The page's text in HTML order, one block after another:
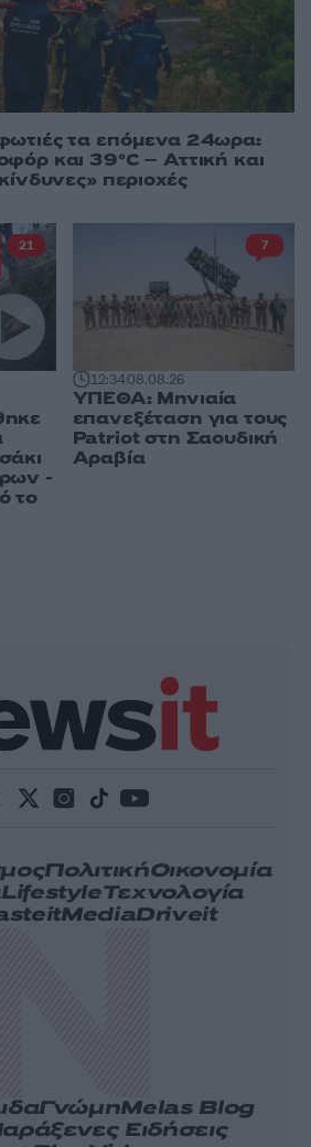
τα επόμενα 24ωρα:
και 39°C – Αττική και
περιοχές
-
το
21
12:3408.08.26
ΥΠΕΘΑ: Μηνιαία
επανεξέταση για τους
Patriot στη Σαουδική
Αραβία
7
ΠολιτικήΟικονομία
LifestyleΤεχνολογία
MediaDriveit
ΓνώμηMelas Blog
Ειδήσεις